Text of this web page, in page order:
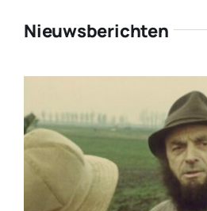
Nieuwsberichten